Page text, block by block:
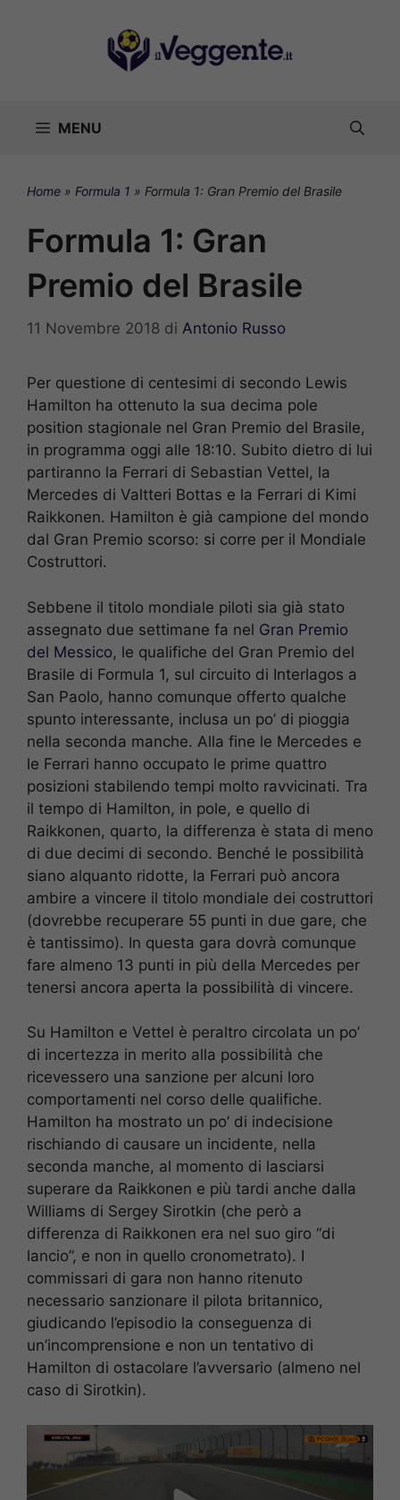
MENU
Home » Formula 1 » Formula 1: Gran Premio del Brasile
Formula 1: Gran
Premio del Brasile
11 Novembre 2018 di Antonio Russo
Per questione di centesimi di secondo Lewis
Hamilton ha ottenuto la sua decima pole
position stagionale nel Gran Premio del Brasile,
in programma oggi alle 18:10. Subito dietro di lui
partiranno la Ferrari di Sebastian Vettel, la
Mercedes di Valtteri Bottas e la Ferrari di Kimi
Raikkonen. Hamilton è già campione del mondo
dal Gran Premio scorso: si corre per il Mondiale
Costruttori.
Sebbene il titolo mondiale piloti sia già stato
assegnato due settimane fa nel Gran Premio
del Messico, le qualifiche del Gran Premio del
Brasile di Formula 1, sul circuito di Interlagos a
San Paolo, hanno comunque offerto qualche
spunto interessante, inclusa un po’ di pioggia
nella seconda manche. Alla fine le Mercedes e
le Ferrari hanno occupato le prime quattro
posizioni stabilendo tempi molto ravvicinati. Tra
il tempo di Hamilton, in pole, e quello di
Raikkonen, quarto, la differenza è stata di meno
di due decimi di secondo. Benché le possibilità
siano alquanto ridotte, la Ferrari può ancora
ambire a vincere il titolo mondiale dei costruttori
(dovrebbe recuperare 55 punti in due gare, che
è tantissimo). In questa gara dovrà comunque
fare almeno 13 punti in più della Mercedes per
tenersi ancora aperta la possibilità di vincere.
Su Hamilton e Vettel è peraltro circolata un po’
di incertezza in merito alla possibilità che
ricevessero una sanzione per alcuni loro
comportamenti nel corso delle qualifiche.
Hamilton ha mostrato un po’ di indecisione
rischiando di causare un incidente, nella
seconda manche, al momento di lasciarsi
superare da Raikkonen e più tardi anche dalla
Williams di Sergey Sirotkin (che però a
differenza di Raikkonen era nel suo giro “di
lancio”, e non in quello cronometrato). I
commissari di gara non hanno ritenuto
necessario sanzionare il pilota britannico,
giudicando l’episodio la conseguenza di
un’incomprensione e non un tentativo di
Hamilton di ostacolare l’avversario (almeno nel
caso di Sirotkin).